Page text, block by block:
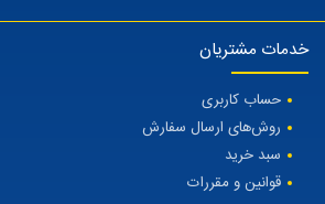
خدمات مشتریان
حساب کاربری
روش‌های ارسال سفارش
سبد خرید
قوانین و مقررات